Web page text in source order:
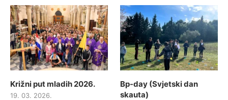
Križni put mladih 2026.
19. 03. 2026.
Bp-day (Svjetski dan
skauta)